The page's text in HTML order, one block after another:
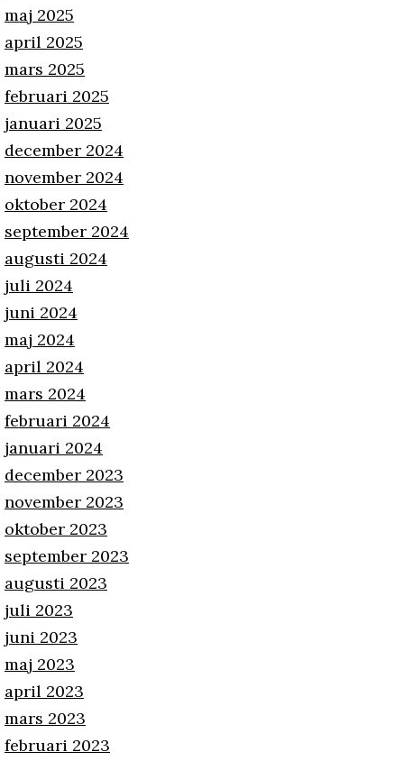
maj 2025
april 2025
mars 2025
februari 2025
januari 2025
december 2024
november 2024
oktober 2024
september 2024
augusti 2024
juli 2024
juni 2024
maj 2024
april 2024
mars 2024
februari 2024
januari 2024
december 2023
november 2023
oktober 2023
september 2023
augusti 2023
juli 2023
juni 2023
maj 2023
april 2023
mars 2023
februari 2023